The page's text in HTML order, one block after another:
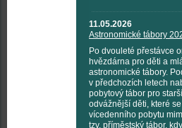
11.05.2026
Astronomické tábory
Po dvouleté přestávce
hvězdárna pro děti a
astronomické tábory.
v předchozích letech
pobytový tábor pro
odvážnější děti, které
vícedenního pobytu
tzv. příměstský tábor,